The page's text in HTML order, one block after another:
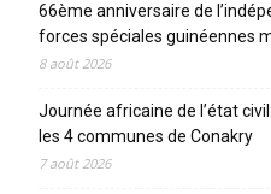
66ème anniversaire de
forces spéciales guinéennes
8 août 2026
Journée africaine de l’état
les 4 communes de Conakry
7 août 2026